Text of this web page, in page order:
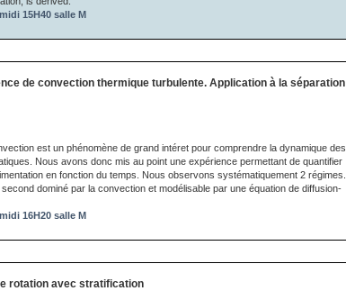
15H40 salle M
de convection thermique turbulente. Application à la séparation
est un phénomène de grand intéret pour comprendre la dynamique des
Nous avons donc mis au point une expérience permettant de quantifier
en fonction du temps. Nous observons systématiquement 2 régimes.
dominé par la convection et modélisable par une équation de diffusion-
16H20 salle M
rotation avec stratification